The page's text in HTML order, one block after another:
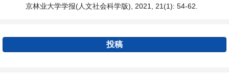
京林业大学学报(人文社会科学版), 2021, 21(1): 54-62.
投稿